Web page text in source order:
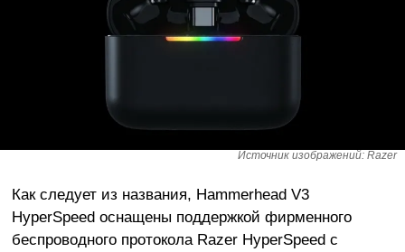
Источник изображений: Razer
Как следует из названия, Hammerhead V3
HyperSpeed оснащены поддержкой фирменного
беспроводного протокола Razer HyperSpeed с